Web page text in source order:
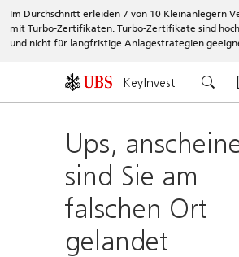
Im Durchschnitt erleiden 7 von 10 Kleinanlegern
mit Turbo-Zertifikaten. Turbo-Zertifikate sind
und nicht für langfristige Anlagestrategien
KeyInvest
Ups,
sind Sie am
falschen Ort
gelandet